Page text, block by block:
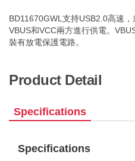
BD11670GWL支持USB2.0高速
VBUS和VCC兩方進行供電。
裝有放電保護電路。
Product Detail
Specifications
Specifications